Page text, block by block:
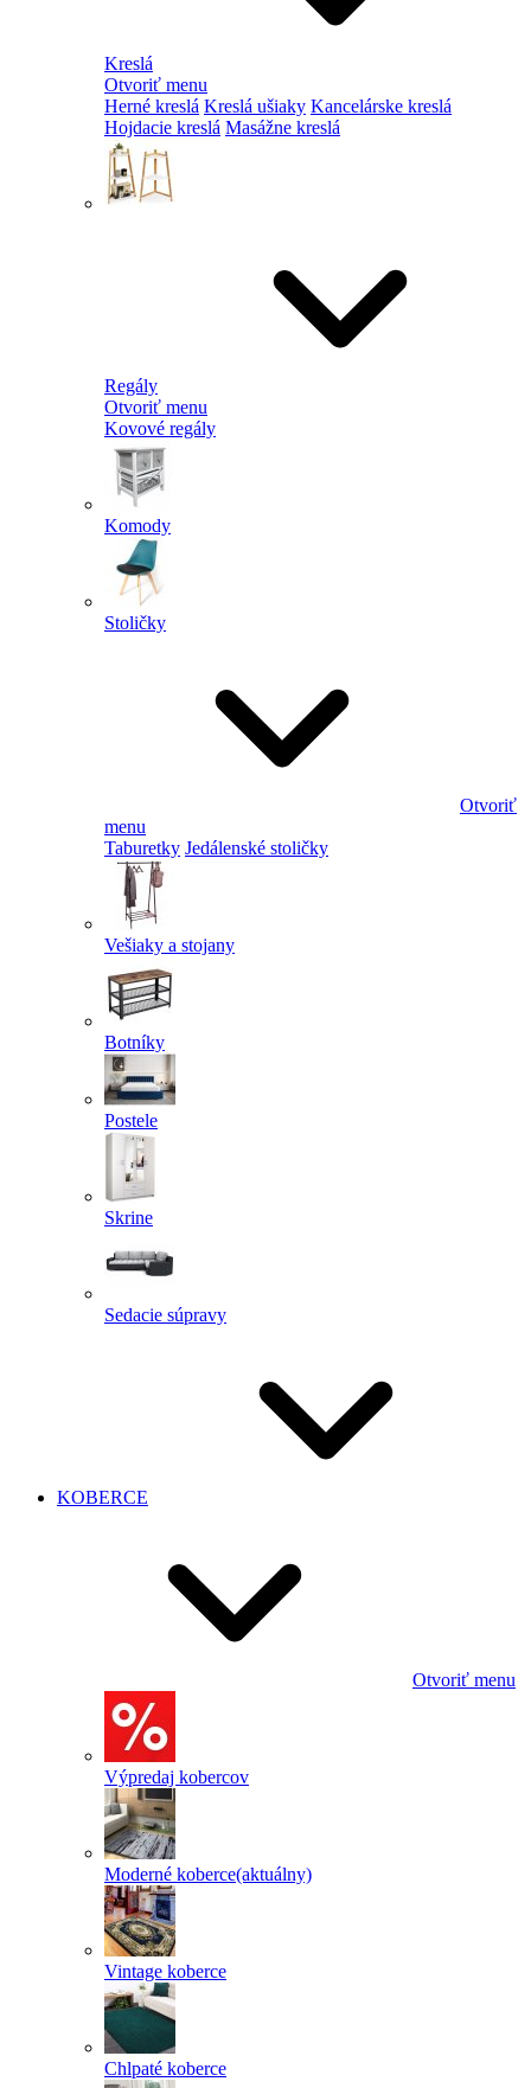
Kreslá
Otvoriť menu
Herné kreslá Kreslá ušiaky Kancelárske kreslá
Hojdacie kreslá Masážne kreslá
Regály
Otvoriť menu
Kovové regály
Komody
Stoličky
Otvoriť
menu
Taburetky Jedálenské stoličky
Vešiaky a stojany
Botníky
Postele
Skrine
Sedacie súpravy
KOBERCE
Otvoriť menu
Výpredaj kobercov
Moderné koberce(aktuálny)
Vintage koberce
Chlpaté koberce